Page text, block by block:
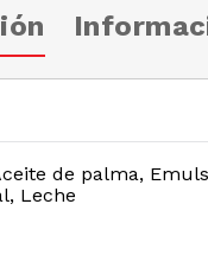
de palma,
Leche